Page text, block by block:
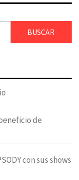
de
con sus shows